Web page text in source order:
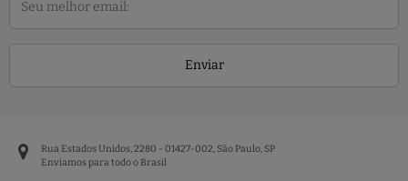
Enviar
Rua Estados Unidos, 2280 - 01427-002, São Paulo, SP
Enviamos para todo o Brasil